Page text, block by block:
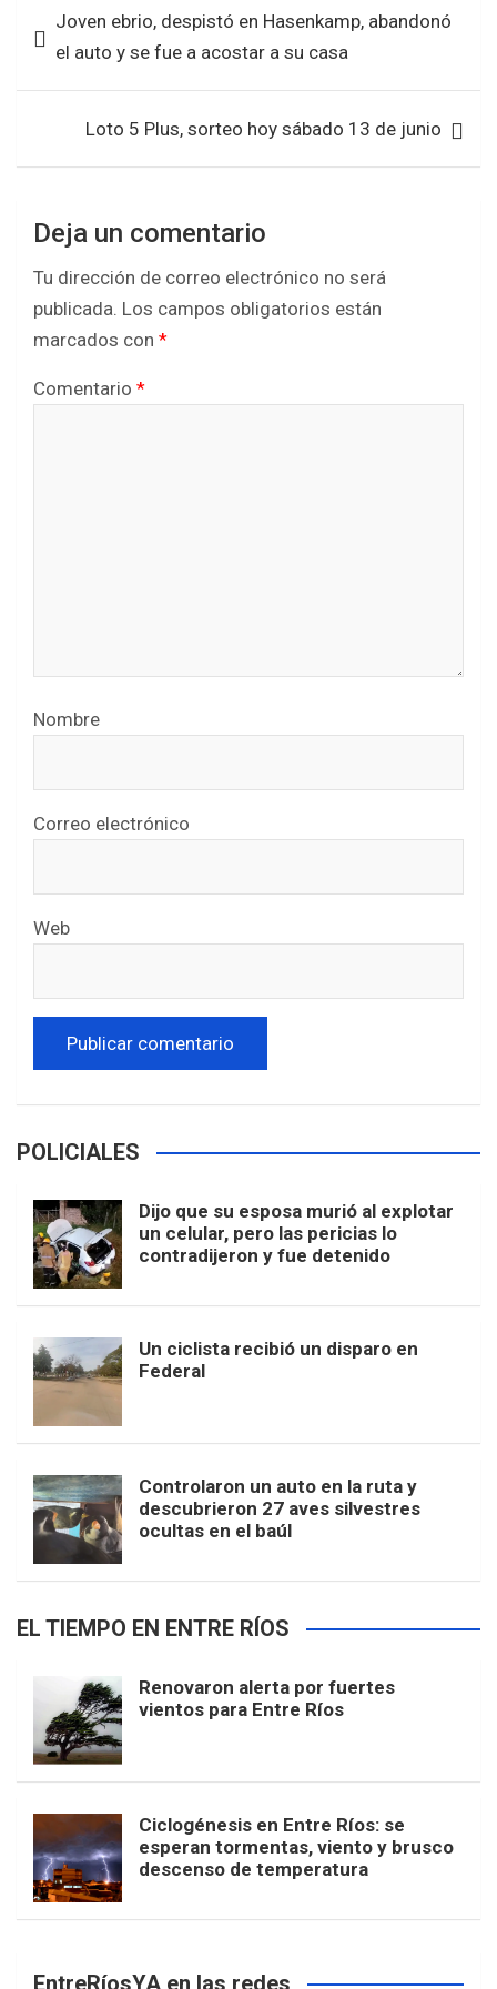
o
k
p
p
o
o
k
A
p
p
de
entradas
Joven ebrio, despistó en Hasenkamp, abandonó
el auto y se fue a acostar a su casa
Loto 5 Plus, sorteo hoy sábado 13 de junio
Deja un comentario
Tu dirección de correo electrónico no será
publicada. Los campos obligatorios están
marcados con *
Comentario *
Nombre
Correo electrónico
Web
POLICIALES
Dijo que su esposa murió al explotar
un celular, pero las pericias lo
contradijeron y fue detenido
Un ciclista recibió un disparo en
Federal
Controlaron un auto en la ruta y
descubrieron 27 aves silvestres
ocultas en el baúl
EL TIEMPO EN ENTRE RÍOS
Renovaron alerta por fuertes
vientos para Entre Ríos
Ciclogénesis en Entre Ríos: se
esperan tormentas, viento y brusco
descenso de temperatura